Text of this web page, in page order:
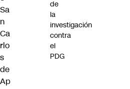
Sa
n
Ca
rlo
s
de
Ap
de
la
investigación
contra
el
PDG